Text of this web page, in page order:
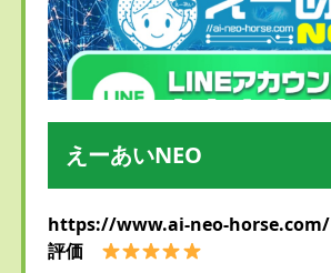
えーあいNEO
https://www.ai-neo-horse.com/
評価